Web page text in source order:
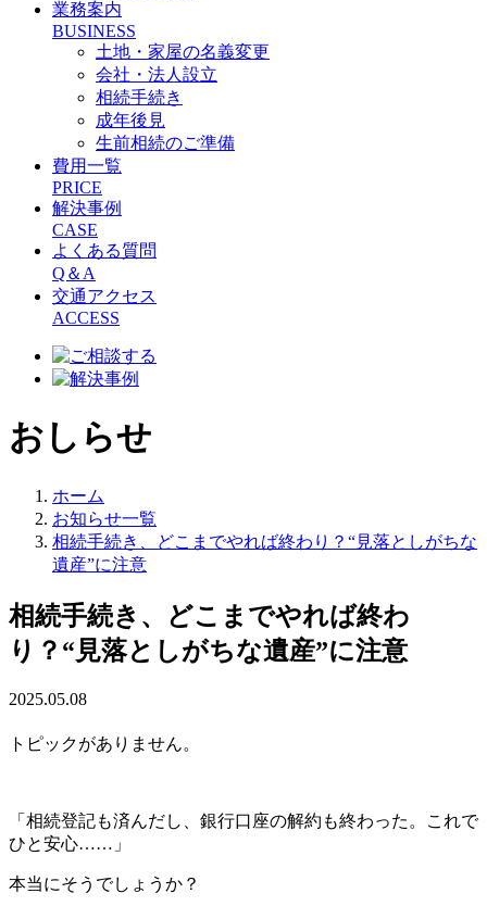
業務案内
BUSINESS
土地・家屋の名義変更
会社・法人設立
相続手続き
成年後見
生前相続のご準備
費用一覧
PRICE
解決事例
CASE
よくある質問
Q＆A
交通アクセス
ACCESS
おしらせ
ホーム
お知らせ一覧
相続手続き、どこまでやれば終わり？“見落としがちな
遺産”に注意
相続手続き、どこまでやれば終わ
り？“見落としがちな遺産”に注意
2025.05.08
トピックがありません。
「相続登記も済んだし、銀行口座の解約も終わった。これで
ひと安心……」
本当にそうでしょうか？